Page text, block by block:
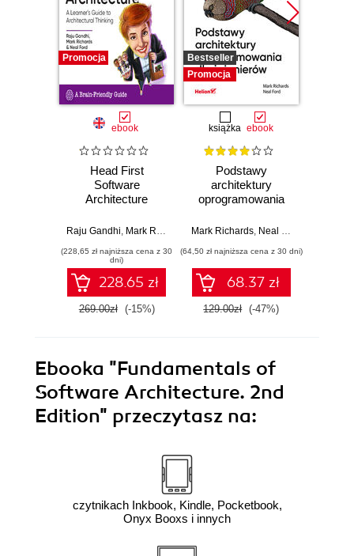
Promocja
ebook
Head First
Software
Architecture
Raju Gandhi Mark Richards ,Neal Ford
(228,65 zł najniższa cena z 30
dni)
228.65 zł
269.00zł (-15%)
Bestseller
Promocja
książka ebook
Podstawy
architektury
oprogramowania
Wydanie II
Mark Richards, Neal Ford
(64,50 zł najniższa cena z 30 dni)
68.37 zł
129.00zł (-47%)
Ebooka "Fundamentals of
Software Architecture. 2nd
Edition" przeczytasz na:
czytnikach Inkbook, Kindle, Pocketbook,
Onyx Booxs i innych